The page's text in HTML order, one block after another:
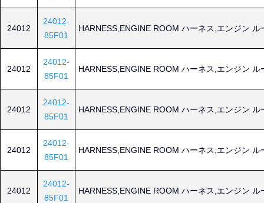
24012
24012-
85F01
HARNESS,ENGINE ROOM ハーネス,エンジン ル
24012
24012-
85F01
HARNESS,ENGINE ROOM ハーネス,エンジン ル
24012
24012-
85F01
HARNESS,ENGINE ROOM ハーネス,エンジン ル
24012
24012-
85F01
HARNESS,ENGINE ROOM ハーネス,エンジン ル
24012
24012-
85F01
HARNESS,ENGINE ROOM ハーネス,エンジン ル